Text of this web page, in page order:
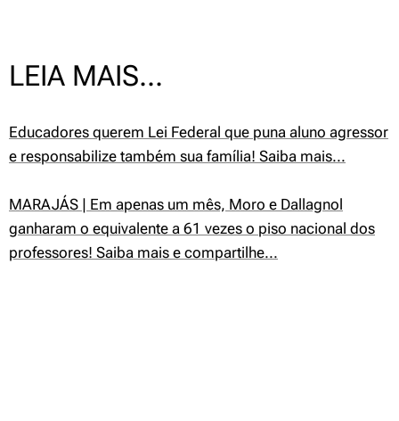
LEIA MAIS...
Educadores querem Lei Federal que puna aluno agressor
e responsabilize também sua família! Saiba mais...
MARAJÁS | Em apenas um mês, Moro e Dallagnol
ganharam o equivalente a 61 vezes o piso nacional dos
professores! Saiba mais e compartilhe...